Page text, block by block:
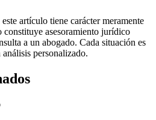
artículo tiene carácter meramente
asesoramiento jurídico
a un abogado. Cada situación es
personalizado.